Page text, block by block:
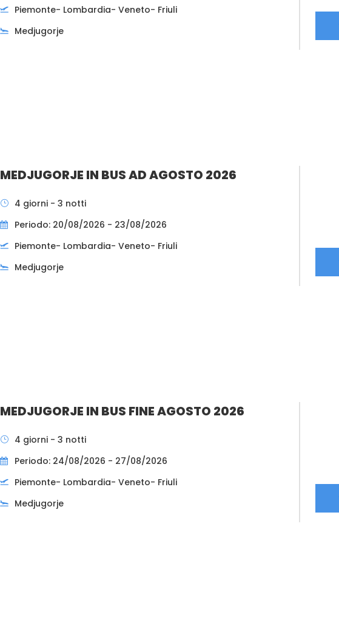
Piemonte- Lombardia- Veneto- Friuli
Medjugorje
MEDJUGORJE IN BUS AD AGOSTO 2026
4 giorni - 3 notti
Periodo: 20/08/2026 - 23/08/2026
Piemonte- Lombardia- Veneto- Friuli
Medjugorje
MEDJUGORJE IN BUS FINE AGOSTO 2026
4 giorni - 3 notti
Periodo: 24/08/2026 - 27/08/2026
Piemonte- Lombardia- Veneto- Friuli
Medjugorje